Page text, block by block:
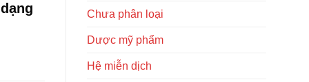
Chưa phân loại
Dược mỹ phẩm
Hệ miễn dịch